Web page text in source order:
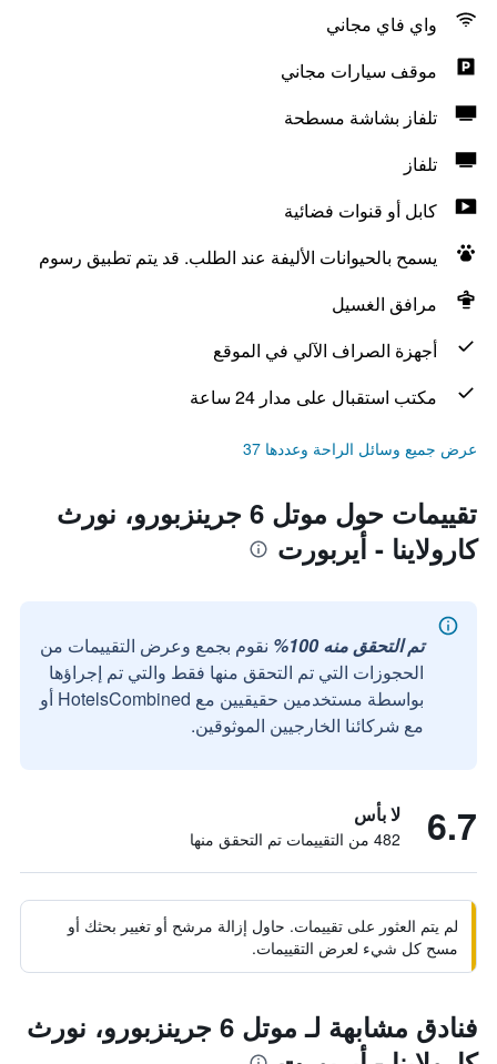
واي فاي مجاني
موقف سيارات مجاني
تلفاز بشاشة مسطحة
تلفاز
كابل أو قنوات فضائية
يسمح بالحيوانات الأليفة عند الطلب. قد يتم تطبيق رسوم
مرافق الغسيل
أجهزة الصراف الآلي في الموقع
مكتب استقبال على مدار 24 ساعة
عرض جميع وسائل الراحة وعددها 37
تقييمات حول موتل 6 جرينزبورو، نورث
كارولاينا - أيربورت
تم التحقق منه 100%
نقوم بجمع وعرض التقييمات من
الحجوزات التي تم التحقق منها فقط والتي تم إجراؤها
بواسطة مستخدمين حقيقيين مع HotelsCombined أو
مع شركائنا الخارجيين الموثوقين.
6.7 لا بأس
482 من التقييمات تم التحقق منها
لم يتم العثور على تقييمات. حاول إزالة مرشح أو تغيير بحثك أو
مسح كل شيء لعرض التقييمات.
فنادق مشابهة لـ موتل 6 جرينزبورو، نورث